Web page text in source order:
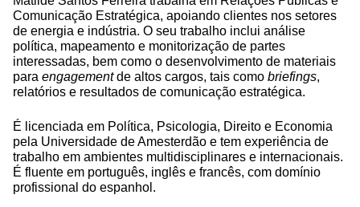
Comunicação Estratégica, apoiando clientes nos setores
de energia e indústria. O seu trabalho inclui análise
política, mapeamento e monitorização de partes
interessadas, bem como o desenvolvimento de materiais
para engagementde altos cargos, tais como briefings,
relatórios e resultados de comunicação estratégica.
É licenciada em Política, Psicologia, Direito e Economia
pela Universidade de Amesterdão e tem experiência de
trabalho em ambientes multidisciplinares e internacionais.
É fluente em português, inglês e francês, com domínio
profissional do espanhol.